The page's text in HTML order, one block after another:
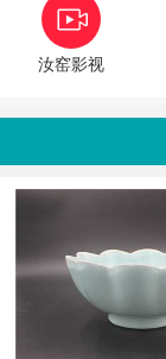
汝窑影视